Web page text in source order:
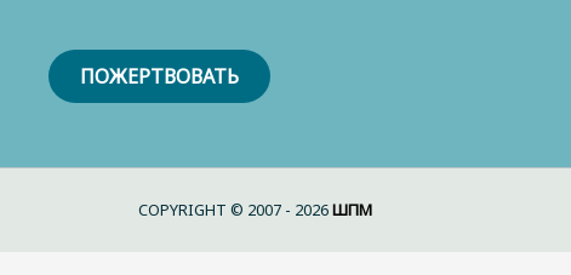
ПОЖЕРТВОВАТЬ
COPYRIGHT © 2007 - 2026ШПМ